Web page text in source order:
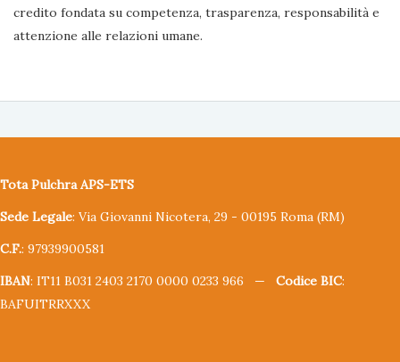
credito fondata su competenza, trasparenza, responsabilità e
attenzione alle relazioni umane.
Tota Pulchra APS-ETS
Sede Legale: Via Giovanni Nicotera, 29 - 00195 Roma (RM)
C.F.: 97939900581
IBAN: IT11 B031 2403 2170 0000 0233 966 — Codice BIC:
BAFUITRRXXX